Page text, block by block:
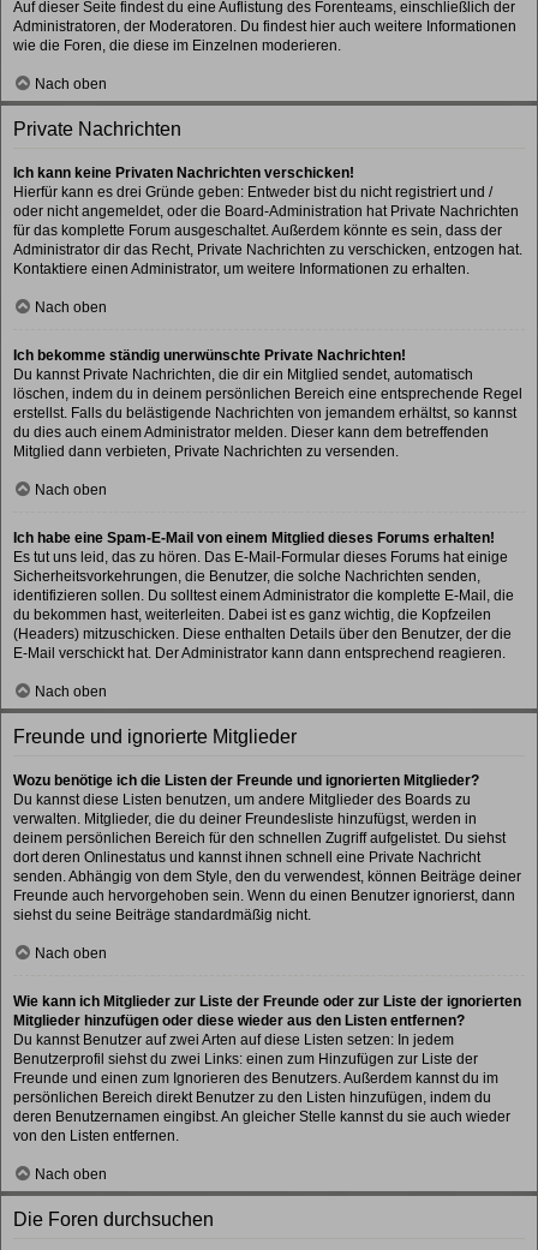
Auf dieser Seite findest du eine Auflistung des Forenteams, einschließlich der
Administratoren, der Moderatoren. Du findest hier auch weitere Informationen
wie die Foren, die diese im Einzelnen moderieren.
Nach oben
Private Nachrichten
Ich kann keine Privaten Nachrichten verschicken!
Hierfür kann es drei Gründe geben: Entweder bist du nicht registriert und /
oder nicht angemeldet, oder die Board-Administration hat Private Nachrichten
für das komplette Forum ausgeschaltet. Außerdem könnte es sein, dass der
Administrator dir das Recht, Private Nachrichten zu verschicken, entzogen hat.
Kontaktiere einen Administrator, um weitere Informationen zu erhalten.
Nach oben
Ich bekomme ständig unerwünschte Private Nachrichten!
Du kannst Private Nachrichten, die dir ein Mitglied sendet, automatisch
löschen, indem du in deinem persönlichen Bereich eine entsprechende Regel
erstellst. Falls du belästigende Nachrichten von jemandem erhältst, so kannst
du dies auch einem Administrator melden. Dieser kann dem betreffenden
Mitglied dann verbieten, Private Nachrichten zu versenden.
Nach oben
Ich habe eine Spam-E-Mail von einem Mitglied dieses Forums erhalten!
Es tut uns leid, das zu hören. Das E-Mail-Formular dieses Forums hat einige
Sicherheitsvorkehrungen, die Benutzer, die solche Nachrichten senden,
identifizieren sollen. Du solltest einem Administrator die komplette E-Mail, die
du bekommen hast, weiterleiten. Dabei ist es ganz wichtig, die Kopfzeilen
(Headers) mitzuschicken. Diese enthalten Details über den Benutzer, der die
E-Mail verschickt hat. Der Administrator kann dann entsprechend reagieren.
Nach oben
Freunde und ignorierte Mitglieder
Wozu benötige ich die Listen der Freunde und ignorierten Mitglieder?
Du kannst diese Listen benutzen, um andere Mitglieder des Boards zu
verwalten. Mitglieder, die du deiner Freundesliste hinzufügst, werden in
deinem persönlichen Bereich für den schnellen Zugriff aufgelistet. Du siehst
dort deren Onlinestatus und kannst ihnen schnell eine Private Nachricht
senden. Abhängig von dem Style, den du verwendest, können Beiträge deiner
Freunde auch hervorgehoben sein. Wenn du einen Benutzer ignorierst, dann
siehst du seine Beiträge standardmäßig nicht.
Nach oben
Wie kann ich Mitglieder zur Liste der Freunde oder zur Liste der ignorierten
Mitglieder hinzufügen oder diese wieder aus den Listen entfernen?
Du kannst Benutzer auf zwei Arten auf diese Listen setzen: In jedem
Benutzerprofil siehst du zwei Links: einen zum Hinzufügen zur Liste der
Freunde und einen zum Ignorieren des Benutzers. Außerdem kannst du im
persönlichen Bereich direkt Benutzer zu den Listen hinzufügen, indem du
deren Benutzernamen eingibst. An gleicher Stelle kannst du sie auch wieder
von den Listen entfernen.
Nach oben
Die Foren durchsuchen